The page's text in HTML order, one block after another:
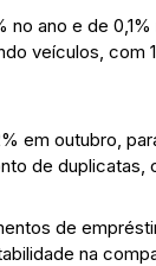
ano e de 0,1%
veículos, com
em outubro,
de duplicatas,
de
na